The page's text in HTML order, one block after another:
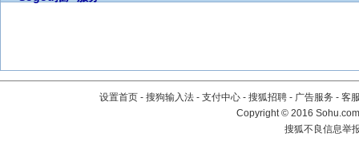
设置首页 - 搜狗输入法 - 支付中心 - 搜狐招聘 - 广告服务 - 客
Copyright©2016
搜狐不良信息举